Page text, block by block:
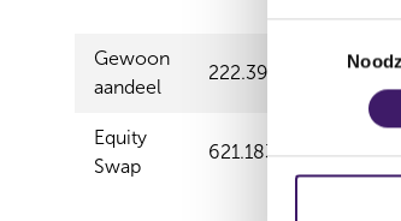
t
Gewoon
aandeel
222.390,00
Equity
Swap
621.183,00